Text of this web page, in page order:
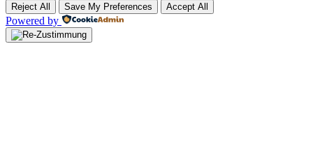
Reject All Save My Preferences Accept All
Powered by